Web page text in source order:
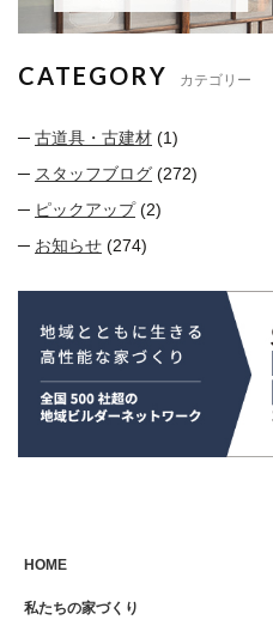
CATEGORY カテゴリー
古道具・古建材 (1)
スタッフブログ (272)
ピックアップ(2)
お知らせ (274)
HOME
私たちの家づくり